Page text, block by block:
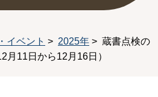
イベント > 2025年 > 蔵書点検の
月11日から12月16日）